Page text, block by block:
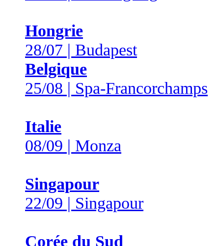
Hongrie
28/07 | Budapest
Belgique
25/08 | Spa-Francorchamps
Italie
08/09 | Monza
Singapour
22/09 | Singapour
Corée du Sud